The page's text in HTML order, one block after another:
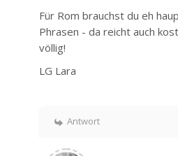
Für Rom brauchst du eh
Phrasen - da reicht auch
völlig!
LG Lara
Antwort